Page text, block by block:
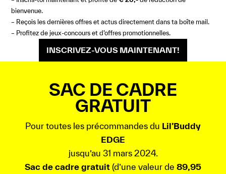
bienvenue.
– Reçois les dernières offres et actus directement dans ta boîte mail.
– Profitez de jeux-concours et d’offres promotionnelles.
INSCRIVEZ-VOUS MAINTENANT!
SAC DE CADRE
GRATUIT
Pour toutes les précommandes du Lil’Buddy
EDGE
jusqu’au 31 mars 2024.
Sac de cadre gratuit (d’une valeur de 89,95